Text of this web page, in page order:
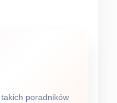
poradników